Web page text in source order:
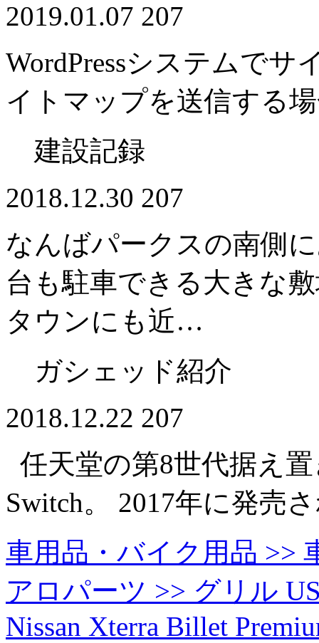
2019.01.07 207
WordPressシステムでサ
イトマップを送信する
建設記録
2018.12.30 207
なんばパークスの南側
台も駐車できる大きな
タウンにも近…
ガシェッド紹介
2018.12.22 207
任天堂の第8世代据え
Switch。 2017年に発売
車用品・バイク用品 >>
アロパーツ >> グリル
Nissan Xterra Billet